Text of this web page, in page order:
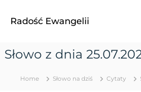
Radość Ewangelii
Słowo z dnia
Home Słowo na dziś Cytaty